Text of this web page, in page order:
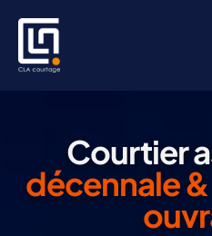
Courtier
décennale